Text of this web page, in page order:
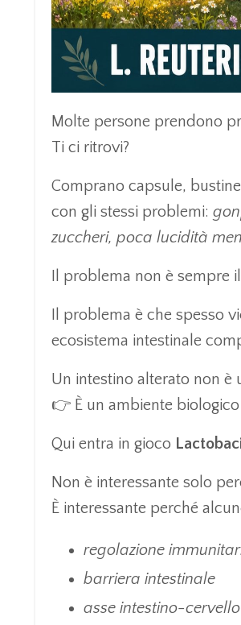
Molte persone prendono
Ti ci ritrovi?
Comprano capsule,
con gli stessi problemi:
zuccheri, poca lucidità
Il problema non è sempre
Il problema è che spesso
ecosistema intestinale
Un intestino alterato non è
👉 È un ambiente
Qui entra in gioco
Non è interessante solo
È interessante perché
regolazione
barriera intestinale
asse intestino-cervello